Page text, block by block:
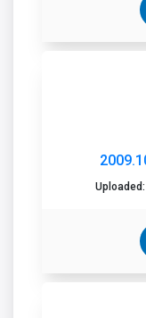
Uploaded: